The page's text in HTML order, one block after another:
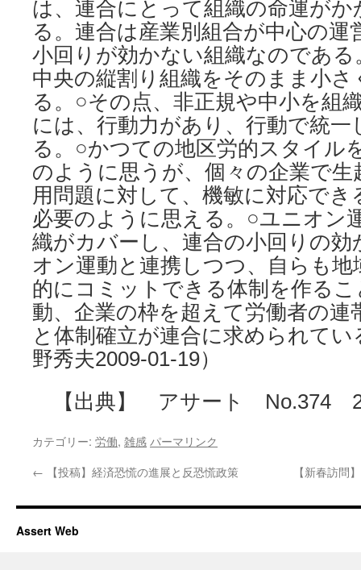
は、連合にとって組織の命運が
る。連合は産業別組合が中心の運
小回りが効かない組織なのであ
中央の縦割り組織をそのまま小
る。○その点、非正規や中小を組
には、行動力があり、行動で統
る。○かつての地区労的スタイル
のように思うが、個々の企業で
用問題に対して、機敏に対応でき
必要のように思える。○ユニオン
織がカバーし、連合の小回りの
オン運動と連携しつつ、自らも地
的にコミットできる体制を作る
動、企業の枠を超えて労働者の連
と体制確立が連合に求められて
野秀夫2009-01-19）
【出典】 アサート No.374
カテゴリー: 労働, 雑感 パーマリンク
← 【投稿】経済恐慌の進展と反恐慌政策 【新春訪問
Assert Web